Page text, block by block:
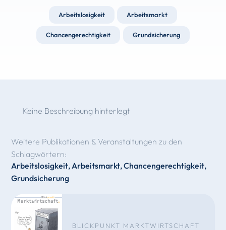
Arbeitslosigkeit Arbeitsmarkt
Chancengerechtigkeit Grundsicherung
Keine Beschreibung hinterlegt
Weitere Publikationen & Veranstaltungen zu den
Schlagwörtern:
Arbeitslosigkeit,Arbeitsmarkt,Chancengerechtigkeit,
Grundsicherung
BLICKPUNKT MARKTWIRTSCHAFT